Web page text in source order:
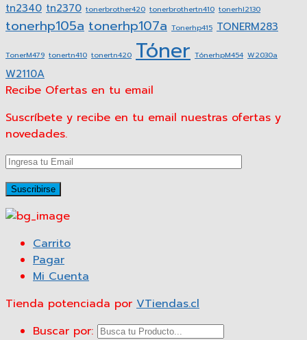
tn2340 tn2370 tonerbrother420 tonerbrothertn410 tonerhl2130
tonerhp105a tonerhp107a Tonerhp415 TONERM283
TonerM479 tonertn410 tonertn420 Tóner TónerhpM454 W2030a
W2110A
Recibe Ofertas en tu email
Suscríbete y recibe en tu email nuestras ofertas y
novedades.
Carrito
Pagar
Mi Cuenta
Tienda potenciada por VTiendas.cl
Buscar por: